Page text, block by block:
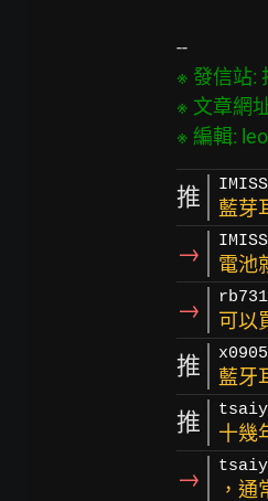
※ 發信站:
※ 文章網
推 藍芽
→ 電池
→ 可以
推 藍牙
推 十幾
→ ，